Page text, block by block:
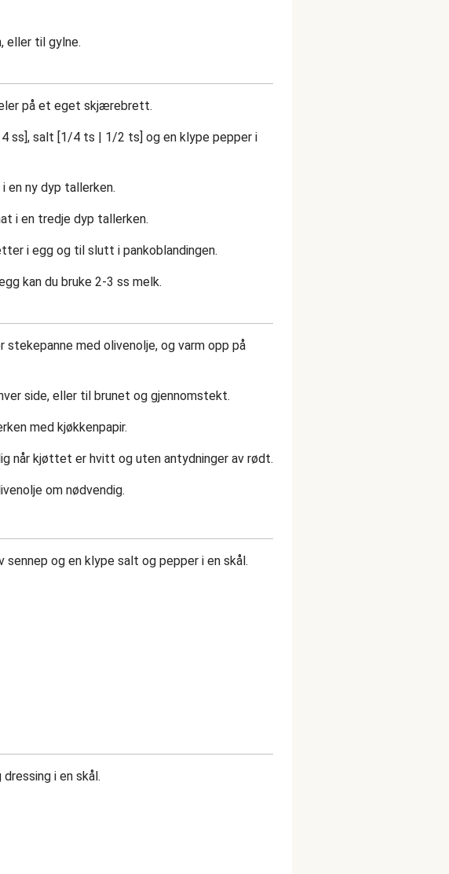
eller til gylne.
på et eget skjærebrett.
ss], salt [1/4 ts | 1/2 ts] og en klype pepper i
en ny dyp tallerken.
i en tredje dyp tallerken.
i egg og til slutt i pankoblandingen.
kan du bruke 2-3 ss melk.
stekepanne med olivenolje, og varm opp på
side, eller til brunet og gjennomstekt.
med kjøkkenpapir.
når kjøttet er hvitt og uten antydninger av rødt.
om nødvendig.
sennep og en klype salt og pepper i en skål.
i en skål.